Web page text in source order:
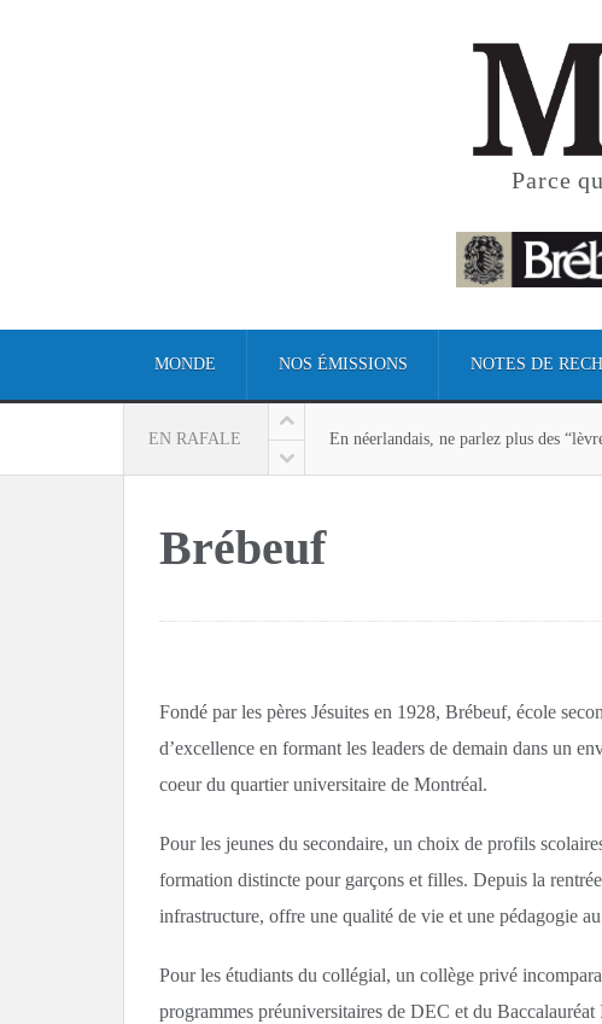
Parce
MONDE NOS ÉMISSIONS NOTES DE
EN RAFALE
En néerlandais, ne parlez plus des
En néerlandais, ne parlez plus des
En Gambie, les femmes sont les
Brébeuf
Fondé par les pères Jésuites en 1928, Brébeuf, école
d’excellence en formant les leaders de demain dans un
coeur du quartier universitaire de Montréal.
Pour les jeunes du secondaire, un choix de profils
formation distincte pour garçons et filles. Depuis la
infrastructure, offre une qualité de vie et une pédagogie
Pour les étudiants du collégial, un collège privé
programmes préuniversitaires de DEC et du